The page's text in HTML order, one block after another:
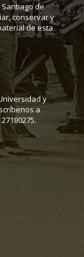
de
conservar y
de esta
y
a